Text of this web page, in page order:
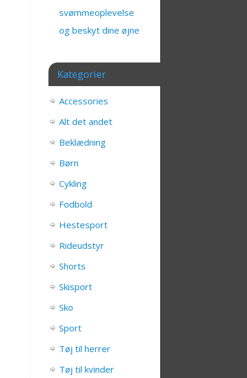
svømmeoplevelse
og beskyt dine øjne
Kategorier
Accessories
Alt det andet
Beklædning
Børn
Cykling
Fodbold
Hestesport
Rideudstyr
Shorts
Skisport
Sko
Sport
Tøj til herrer
Tøj til kvinder